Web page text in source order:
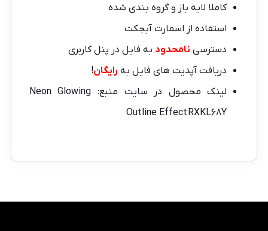
کاملا لایه باز و گروه بندی شده
استفاده از اسمارت آبجکت
دسترسی نامحدود به فایل در پنل کاربری
دریافت آپدیت های فایل به رایگان!
لینک محصول در سایت منبع: Neon Glowing
Outline Effect RXKL68Y